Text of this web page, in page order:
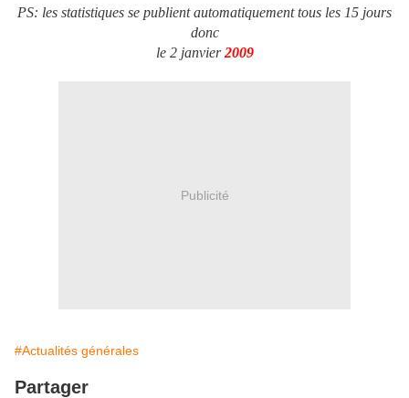
PS: les statistiques se publient automatiquement tous les 15 jours
donc
le 2 janvier2009
Publicité
#Actualités générales
Partager